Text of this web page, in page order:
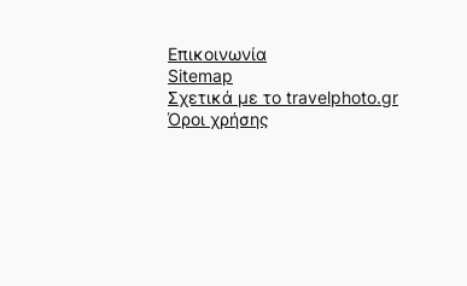
Επικοινωνία
Sitemap
Σχετικά με το travelphoto.gr
Όροι χρήσης